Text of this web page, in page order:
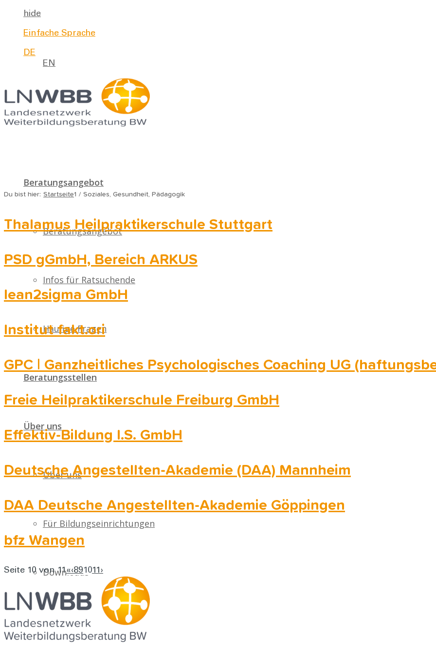
hide
Einfache Sprache
DE
EN
Beratungsangebot
Beratungsangebot
Infos für Ratsuchende
Häufige Fragen
Beratungsstellen
Über uns
Über uns
Für Bildungseinrichtungen
Downloads
Kontakt
Du bist hier: Startseite1 / Soziales, Gesundheit, Pädagogik
Thalamus Heilpraktikerschule Stuttgart
PSD gGmbH, Bereich ARKUS
lean2sigma GmbH
Institut fakt.ori
GPC | Ganzheitliches Psychologisches Coaching UG
Freie Heilpraktikerschule Freiburg GmbH
Effektiv-Bildung I.S. GmbH
Deutsche Angestellten-Akademie (DAA) Mannheim
DAA Deutsche Angestellten-Akademie Göppingen
bfz Wangen
Seite 10 von 11«‹891011›